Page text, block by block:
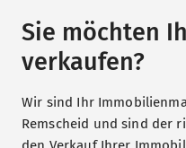
Sie möchten
verkaufen?
Wir sind Ihr
Remscheid und sind der